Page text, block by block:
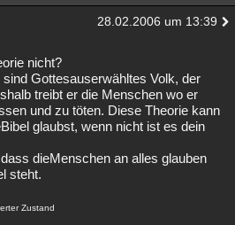
28.02.2006 um 13:39
nicht?
Gottesauserwähltes Volk, der
treibt er die Menschen wo er
und zu töten. Diese Theorie kann
glaubst, wenn nicht ist es dein
dieMenschen an alles glauben
steht.
Zustand